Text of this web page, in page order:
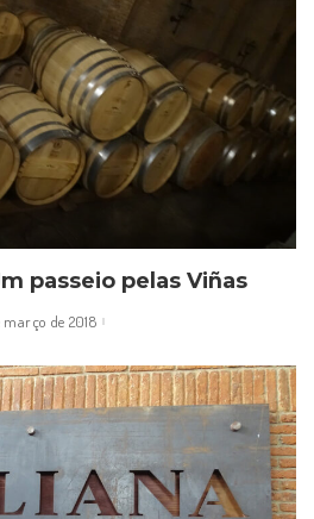
passeio pelas Viñas
março de 2018